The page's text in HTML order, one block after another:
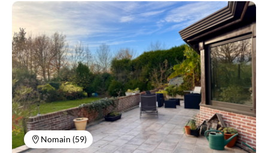
possibilités sont nombreuses. L'habitation offre au
rez de chaussée ; une entrée, un bureau ou une
chambre, une pièce de vie ouverte de plus de
30m2, une cuisine, une véranda, une chaufferie,
une suite parentale avec espace de douche et
dressing. A l'étage se trouvent une chambre et une
vaste pièce à aménager comme bon vous semble.
Le studio de 35m2 est libre d'occupation et dispose
de compteur d'eau et d'électricité à part. Jolie cour
intérieure et espace jardin avec potager. Coté
technique : Toitures récentes en excellent état,
isolation performante, chauffage par pompe à
chaleur récente. Excellent DPE
Nomain (59)